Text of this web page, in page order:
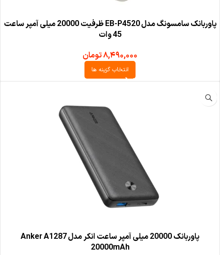
پاوربانک سامسونگ مدل EB-P4520 ظرفیت 20000 میلی آمپر ساعت
45 وات
۸,۴۹۰,۰۰۰تومان
انتخاب گزینه ها
پاوربانک 20000 میلی آمپر ساعت انکر مدل Anker A1287
20000mAh